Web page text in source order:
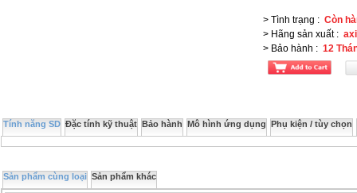
> Tình trạng : Còn
> Hãng sản xuất:
> Bảo hành : 12
Tính năng SD Đặc tính kỹ thuật Bảo hành Mô hình ứng dụng Phụ kiện / tùy chọn
Sản phẩm cùng loại Sản phẩm khác